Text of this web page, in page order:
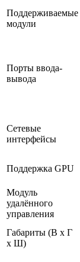
Поддерживаемые
модули
Порты ввода-
вывода
Сетевые
интерфейсы
Поддержка GPU
Модуль
удалённого
управления
Габариты (В x Г
x Ш)